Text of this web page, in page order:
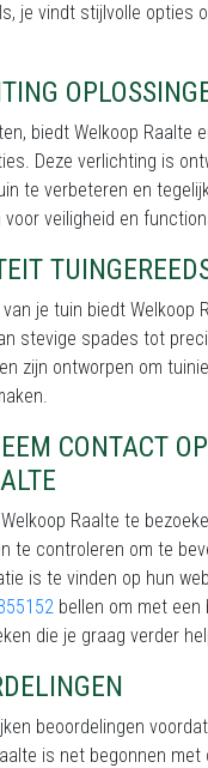
je vindt stijlvolle opties
biedt Welkoop Raalte
Deze verlichting is
te verbeteren en
veiligheid en
je tuin biedt Welkoop
stevige spades tot
zijn ontworpen om
CONTACT
Raalte te
te controleren om te
is te vinden op hun
bellen om met een
die je graag verder
beoordelingen
is net begonnen met